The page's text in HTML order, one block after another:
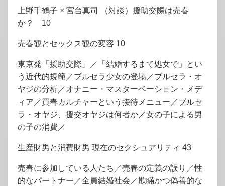
上野千鶴子 × 宮台真司 （対談）援助交際は売春
か？ 10
売春観とセックス観の変容 10
東京発「援助交際」／「結婚するまで処女で」とい
う近代的規範／ブルセラ少女の登場／ブルセラ・オ
ヤジの分析／オナニー・マスターベーション・メデ
ィア／買春カルチャーという接待メニュー／ブルセ
ラ・オヤジ、援交オヤジは何者か／女の子による男
の子の消費／
生産財男と消費財男 現在のセクシュアリティ 43
売春に参加している人たち／売春の定義の誤り／性
的なパートナー／全員結婚社会／欺瞞かつ偽善的な